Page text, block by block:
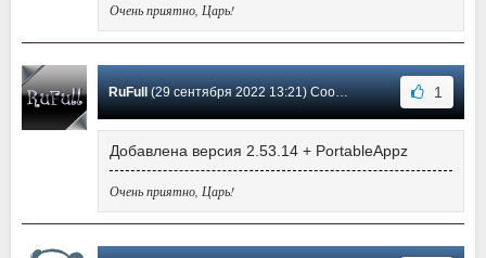
Очень приятно, Царь!
RuFull (29 сентября 2022 13:21) Сообщение #419 1
Добавлена версия 2.53.14 + PortableAppz
Очень приятно, Царь!